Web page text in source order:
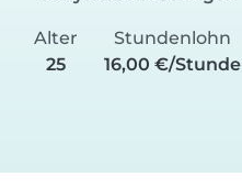
Alter
25
Stundenlohn
16,00 €/Stunde